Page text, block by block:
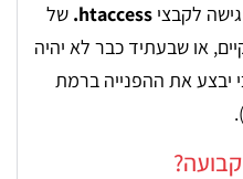
לקבצי htaccess. של
או שבעתיד כבר לא יהיה
יבצע את ההפנייה ברמת